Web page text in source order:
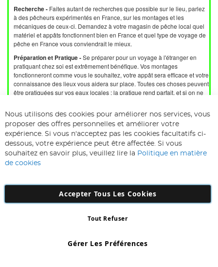
Recherche - Faites autant de recherches que possible sur le lieu, parlez
à des pêcheurs expérimentés en France, sur les montages et les
mécaniques de ceux-ci. Demandez à votre magasin de pêche local quel
matériel et appâts fonctionnent bien en France et quel type de voyage de
pêche en France vous conviendrait le mieux.
Préparation et Pratique -Se préparer pour un voyage à l'étranger en
pratiquant chez soi est extrêmement bénéfique. Vos montages
fonctionneront comme vous le souhaitez, votre appât sera efficace et votre
connaissance des lieux vous aidera sur place. Toutes ces choses peuvent
être pratiquées sur vos eaux locales : la pratique rend parfait, et si on ne
que je garde toujours à l'esprit dans ma pêche.
Profitez de votre voyage -Vous avez fait tout le travail préliminaire chez
vous, vous avez réservé votre voyage et fait toutes vos recherches, le plus
simple, c'est d'être sur place. Profitez de votre temps en France !
beaucoup de travail, que vous pêchiez de manière détendue avec des
hôtes ou sur un lac au milieu de nulle part en France.
de carpe et réussi à le mettre dans votreépuisette
Nous utilisons des cookies pour améliorer nos services, vous
proposer des offres personnelles et améliorer votre
expérience. Si vous n'acceptez pas les cookies facultatifs ci-
dessous, votre expérience peut être affectée. Si vous
souhaitez en savoir plus, veuillez lire la Politique en matière
de cookies
Accepter Tous Les Cookies
Gérer Les Préférences
Tout Refuser